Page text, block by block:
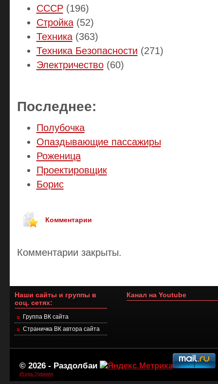
СССР(196)
Стройка(52)
Техника(363)
Техника Безопасности (271)
Электричество(60)
Последнее:
Полубочка
Опаздывающие пассажиры
Роженица
Проектировщик
Борис
Комментарии
Комментарии закрыты.
Наши сайты и группы в
соц. сетях:
Группа ВК сайта
Страничка ВК автора сайта
Канал на Youtube
© 2026 - Раздолбаи
Игорь Чувакин